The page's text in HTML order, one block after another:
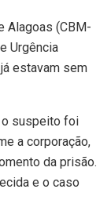
Alagoas (CBM-
Urgência
estavam sem
o suspeito foi
a corporação,
da prisão.
e o caso